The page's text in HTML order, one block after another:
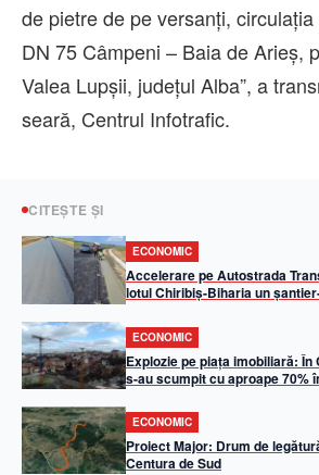
de pietre de pe versanţi,
DN 75 Câmpeni – Baia de Arieş,
Valea Lupşii, judeţul Alba”, a
seară, Centrul Infotrafic.
CITEȘTE ȘI
ECONOMIC
Accelerare pe Autostrada
lotul Chiribiș-Biharia un
ECONOMIC
Explozie pe piața imobiliară:
s-au scumpit cu aproape 70%
ECONOMIC
Proiect Major: Drum de
Centura de Sud